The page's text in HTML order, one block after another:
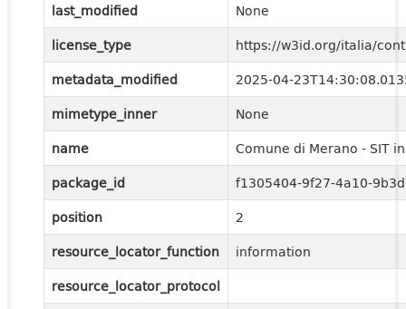
last_modified
None
license_type
https://w3id.org/italia/
metadata_modified
2025-04-
mimetype_inner
None
name
Comune di Merano - SIT
package_id
f1305404-9f27-4a10-
position
2
resource_locator_function
information
resource_locator_protocol